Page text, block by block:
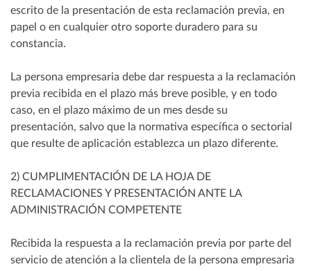
escrito de la presentación de esta reclamación previa, en
papel o en cualquier otro soporte duradero para su
constancia.
La persona empresaria debe dar respuesta a la reclamación
previa recibida en el plazo más breve posible, y en todo
caso, en el plazo máximo de un mes desde su
presentación, salvo que la normativa específica o sectorial
que resulte de aplicación establezca un plazo diferente.
2) CUMPLIMENTACIÓN DE LA HOJA DE
RECLAMACIONES Y PRESENTACIÓN ANTE LA
ADMINISTRACIÓN COMPETENTE
Recibida la respuesta a la reclamación previa por parte del
servicio de atención a la clientela de la persona empresaria